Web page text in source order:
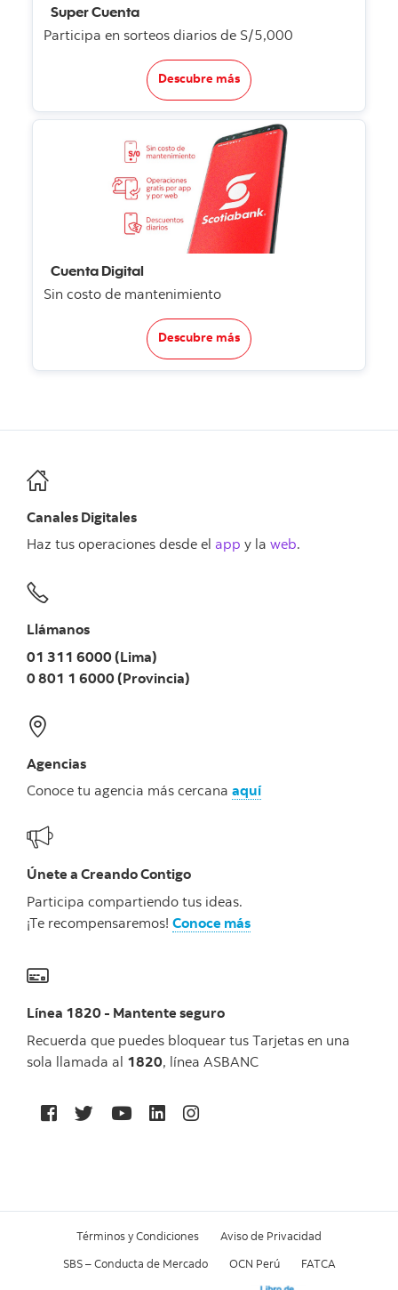
Super Cuenta
Participa en sorteos diarios de S/5,000
Descubre más
Cuenta Digital
Sin costo de mantenimiento
Descubre más
Canales Digitales
Haz tus operaciones desde el app y la web.
Llámanos
01 311 6000 (Lima)
0 801 1 6000 (Provincia)
Agencias
Conoce tu agencia más cercana aquí
Únete a Creando Contigo
Participa compartiendo tus ideas.
¡Te recompensaremos! Conoce más
Línea 1820 - Mantente seguro
Recuerda que puedes bloquear tus Tarjetas en una
sola llamada al 1820, línea ASBANC
Términos y Condiciones Aviso de Privacidad
SBS – Conducta de Mercado OCN Perú FATCA